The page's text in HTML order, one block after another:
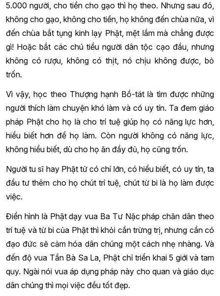
5.000 người, cho tiền cho gạo thì họ theo. Nhưng sau đó,
không cho gạo, không cho tiền, họ không đến chùa nữa, vì
đến chùa bắt tụng kinh lạy Phật, mệt lắm mà chẳng được
gì! Hoặc bắt các chú tiểu người dân tộc cạo đầu, nhưng
không có rượu, không có thịt, nó chịu không được, bỏ
trốn.
Vì vậy, học theo Thượng hạnh Bồ-tát là tìm được những
người thích làm chuyện khó làm và có uy tín. Ta đem giáo
pháp Phật cho họ là cho trí tuệ giúp họ có năng lực hơn,
hiểu biết hơn để họ làm. Còn người không có năng lực,
không hiểu biết, dù cho họ ăn đầy đủ, họ cũng trốn.
Người tu sĩ hay Phật tử có chí lớn, có hiểu biết, có uy tín, ta
đầu tư thêm cho họ chút trí tuệ, chút từ bi là họ làm được
việc.
Điển hình là Phật dạy vua Ba Tư Nặc pháp chăn dân theo
trí tuệ và từ bi của Phật thì khỏi cần trừng trị, nhưng cần có
đạo đức sẽ cảm hóa dân chúng một cách nhẹ nhàng. Và
đến độ vua Tần Bà Sa La, Phật chỉ triển khai 5 giới và tam
quy. Ngài nói vua áp dụng pháp này cho quan và giáo dục
dân chúng thì mọi việc đều tốt đẹp.